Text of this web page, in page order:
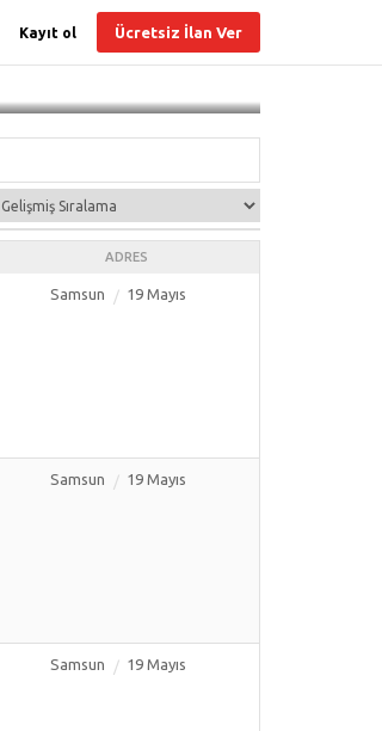
Kayıt ol Ücretsiz İlan Ver
ADRES
Samsun 19 Mayıs
Samsun 19 Mayıs
Samsun 19 Mayıs